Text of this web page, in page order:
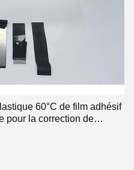
60°C de film adhésif
pour la correction de